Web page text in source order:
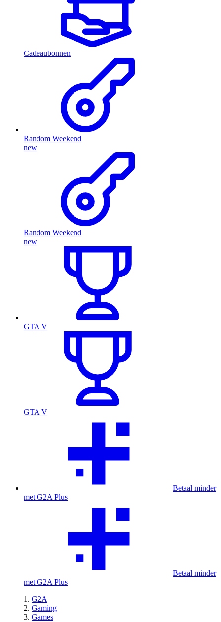
Cadeaubonnen
Random Weekend
new
Random Weekend
new
GTA V
GTA V
Betaal minder
met G2A Plus
Betaal minder
met G2A Plus
G2A
Gaming
Games